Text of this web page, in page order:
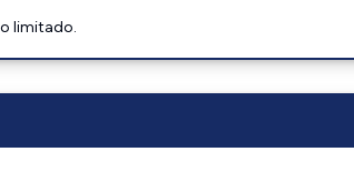
limitado.